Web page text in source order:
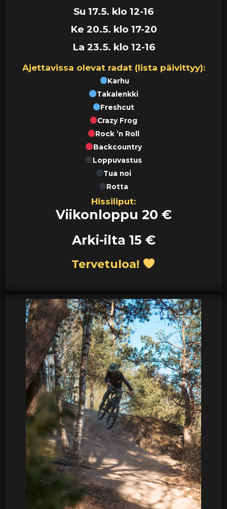
Su 17.5. klo 12-16
Ke 20.5. klo 17-20
La 23.5. klo 12-16
Ajettavissa olevat radat (lista päivittyy):
Karhu
Takalenkki
Freshcut
Crazy Frog
Rock ’n Roll
Backcountry
Loppuvastus
Tua noi
Rotta
Hissiliput:
Viikonloppu 20 €
Arki-ilta 15 €
Tervetuloa!